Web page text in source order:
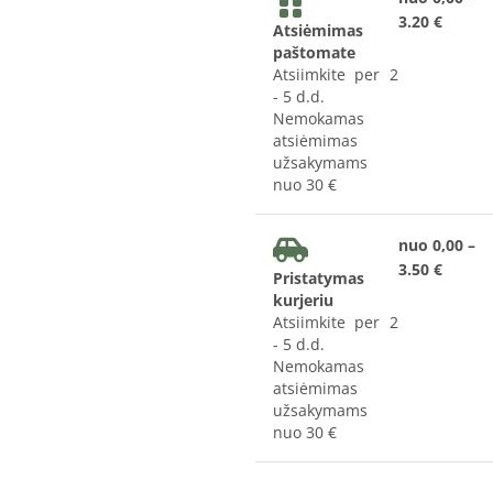
Atsiėmimas
paštomate
Atsiimkite per 2
- 5 d.d.
Nemokamas
atsiėmimas
užsakymams
nuo 30 €
3.20 €
Pristatymas
kurjeriu
Atsiimkite per 2
- 5 d.d.
Nemokamas
atsiėmimas
užsakymams
nuo 30 €
nuo 0,00 –
3.50 €